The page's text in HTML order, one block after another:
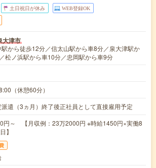
土日祝日が休み WEB登録OK
大津市
から徒歩12分／信太山駅から車8分／泉大津駅か
松ノ浜駅から車10分／忠岡駅から車9分
（休憩60分）
遣（3ヵ月）終了後正社員として直接雇用予定
円～ 【月収例：23万2000円 ※時給1450円×実働8
】